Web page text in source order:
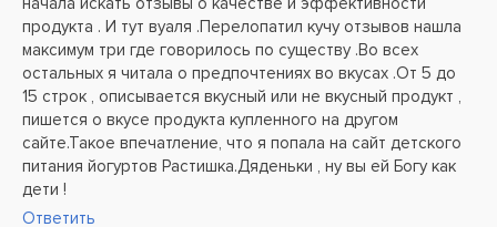
продукта . И тут вуаля .Перелопатил кучу отзывов нашла
максимум три где говорилось по существу .Во всех
остальных я читала о предпочтениях во вкусах .От 5 до
15 строк , описывается вкусный или не вкусный продукт ,
пишется о вкусе продукта купленного на другом
сайте.Такое впечатление, что я попала на сайт детского
питания йогуртов Растишка.Дяденьки , ну вы ей Богу как
дети !
Ответить